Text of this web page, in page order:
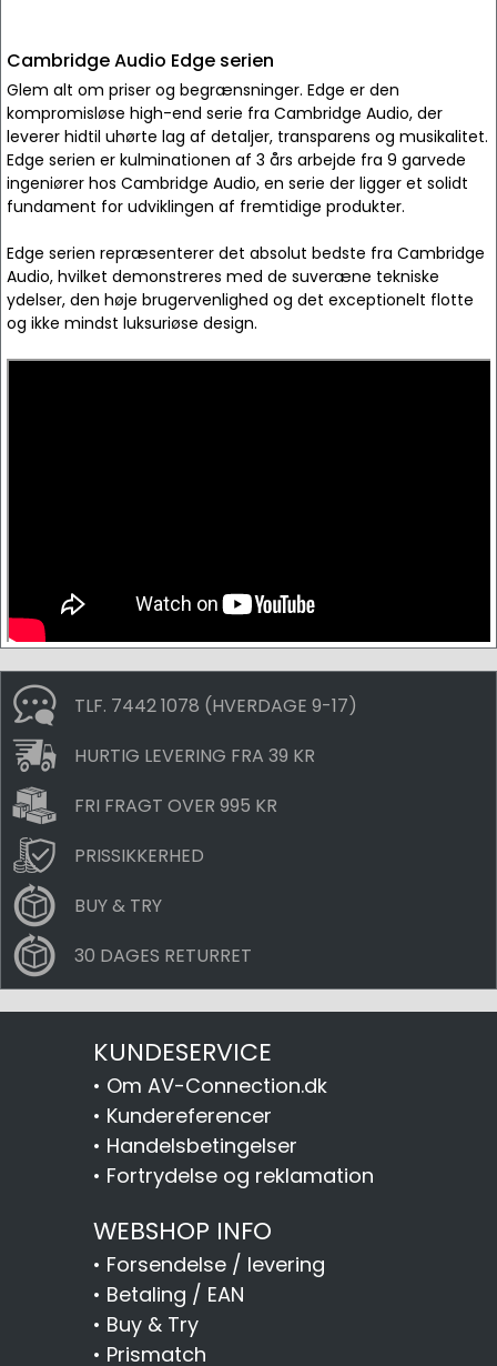
Cambridge Audio Edge serien
Glem alt om priser og begrænsninger. Edge er den
kompromisløse high-end serie fra Cambridge Audio, der
leverer hidtil uhørte lag af detaljer, transparens og musikalitet.
Edge serien er kulminationen af 3 års arbejde fra 9 garvede
ingeniører hos Cambridge Audio, en serie der ligger et solidt
fundament for udviklingen af fremtidige produkter.
Edge serien repræsenterer det absolut bedste fra Cambridge
Audio, hvilket demonstreres med de suveræne tekniske
ydelser, den høje brugervenlighed og det exceptionelt flotte
og ikke mindst luksuriøse design.
TLF. 7442 1078 (HVERDAGE 9-17)
HURTIG LEVERING FRA 39 KR
FRI FRAGT OVER 995 KR
PRISSIKKERHED
BUY & TRY
30 DAGES RETURRET
KUNDESERVICE
• Om AV-Connection.dk
• Kundereferencer
• Handelsbetingelser
• Fortrydelse og reklamation
WEBSHOP INFO
• Forsendelse / levering
• Betaling / EAN
• Buy & Try
• Prismatch